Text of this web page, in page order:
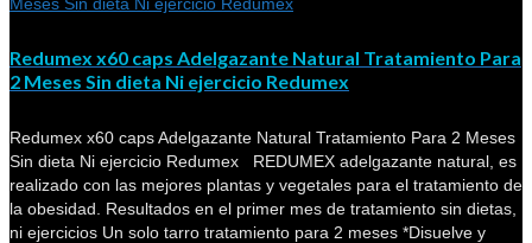
Redumex x60 caps Adelgazante Natural Tratamiento Para
2 Meses Sin dieta Ni ejercicio Redumex
Redumex x60 caps Adelgazante Natural Tratamiento Para 2 Meses
Sin dieta Ni ejercicio Redumex REDUMEX adelgazante natural, es
realizado con las mejores plantas y vegetales para el tratamiento de
la obesidad. Resultados en el primer mes de tratamiento sin dietas,
ni ejercicios Un solo tarro tratamiento para 2 meses *Disuelve y